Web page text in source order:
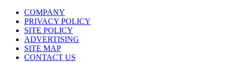
COMPANY
PRIVACY POLICY
SITE POLICY
ADVERTISING
SITE MAP
CONTACT US